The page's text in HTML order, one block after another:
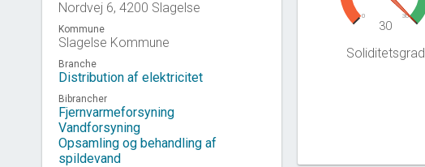
Nordvej 6, 4200 Slagelse
Kommune
Slagelse Kommune
Branche
Distribution af elektricitet
Bibrancher
Fjernvarmeforsyning
Vandforsyning
Opsamling og behandling af
spildevand
0 30
30
Soliditetsgrad